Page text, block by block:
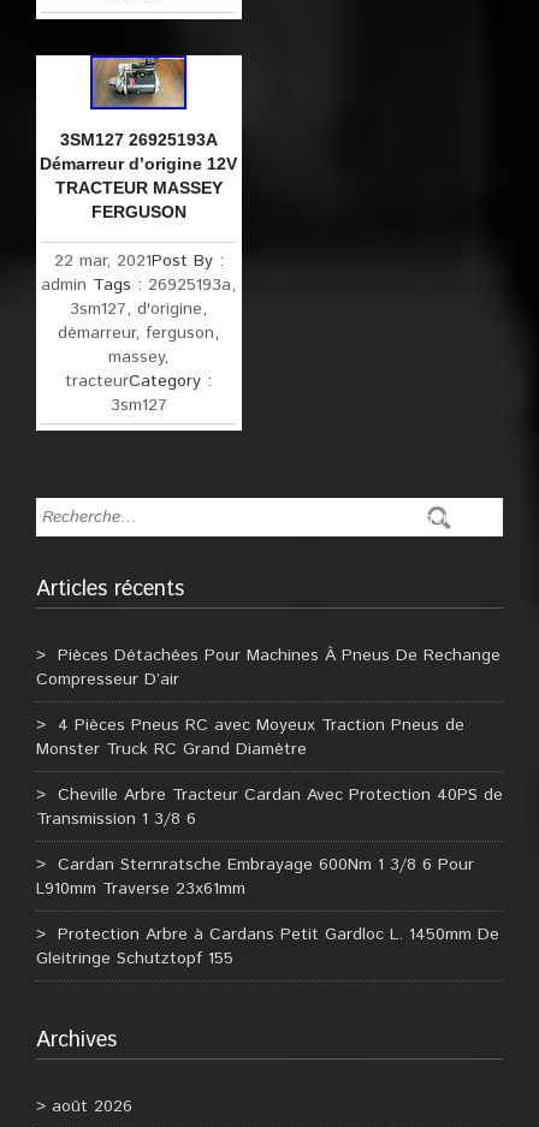
3SM127 26925193A
Démarreur d’origine 12V
TRACTEUR MASSEY
FERGUSON
22 mar, 2021Post By :
admin Tags : 26925193a,
3sm127,d'origine,
démarreur,ferguson,
massey,
tracteurCategory :
3sm127
Articles récents
Pièces Détachées Pour Machines À Pneus De Rechange
Compresseur D’air
4 Pièces Pneus RC avec Moyeux Traction Pneus de
Monster Truck RC Grand Diamètre
Cheville Arbre Tracteur Cardan Avec Protection 40PS de
Transmission 1 3/8 6
Cardan Sternratsche Embrayage 600Nm 1 3/8 6 Pour
L910mm Traverse 23x61mm
Protection Arbre à Cardans Petit Gardloc L. 1450mm De
Gleitringe Schutztopf 155
Archives
août 2026